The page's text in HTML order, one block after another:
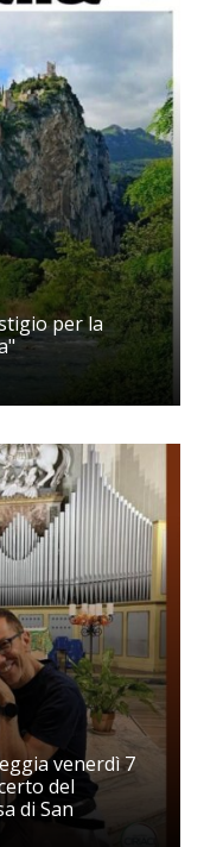
per la
venerdì 7
del
di San